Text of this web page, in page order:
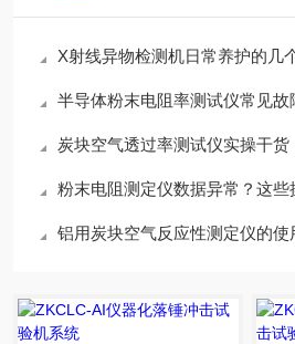
X射线异物检测机日常养护的几
半导体粉末电阻率测试仪常见
炭块空气透过率测试仪实操干货：
粉末电阻测定仪数据异常？这些
铝用炭块空气反应性测定仪的使